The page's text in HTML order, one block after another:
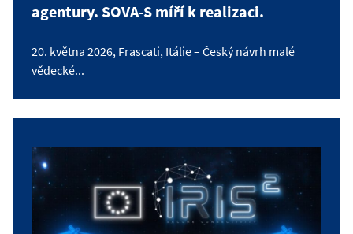
agentury. SOVA-S míří k realizaci.
20. května 2026, Frascati, Itálie – Český návrh malé
vědecké...